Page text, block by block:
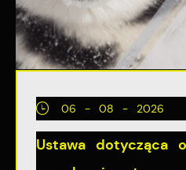
06 - 08 - 2026
Ustawa dotycząca